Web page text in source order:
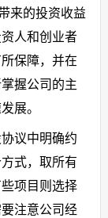
来的投资收益
人和创业者
保障，并在
握公司的主
展。
议中明确约
式，取所有
项目则选择
注意公司经